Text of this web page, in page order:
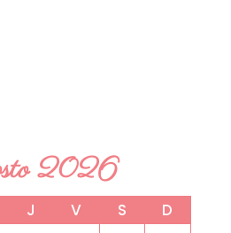
2026
J V S D